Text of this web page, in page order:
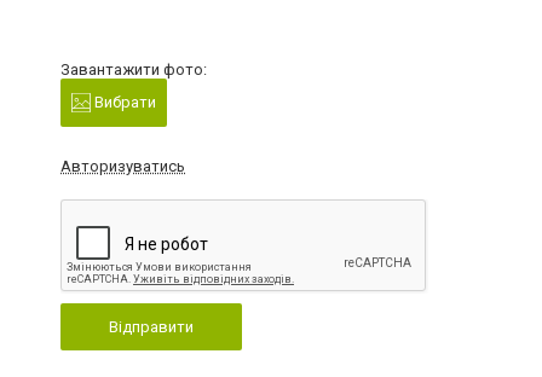
Завантажити фото:
Вибрати
Авторизуватись
Відправити